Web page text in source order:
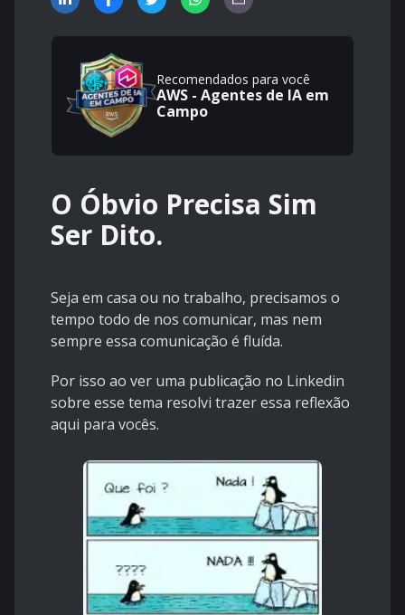
Recomendados para você
AWS - Agentes de IA em
Campo
O Óbvio Precisa Sim
Ser Dito.
Seja em casa ou no trabalho, precisamos o
tempo todo de nos comunicar, mas nem
sempre essa comunicação é fluída.
Por isso ao ver uma publicação no Linkedin
sobre esse tema resolvi trazer essa reflexão
aqui para vocês.